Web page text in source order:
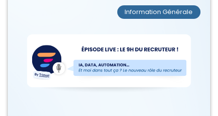
Information Générale